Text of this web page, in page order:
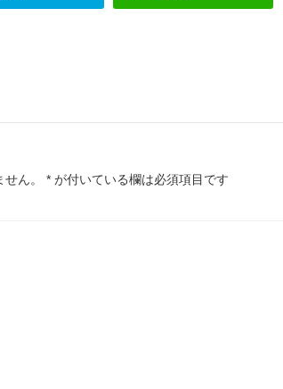
ん。 * が付いている欄は必須項目です